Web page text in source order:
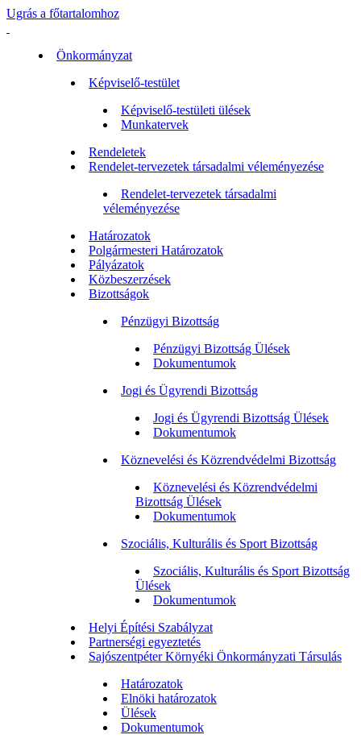
Ugrás a főtartalomhoz
Önkormányzat
Képviselő-testület
Képviselő-testületi ülések
Munkatervek
Rendeletek
Rendelet-tervezetek társadalmi véleményezése
Rendelet-tervezetek társadalmi
véleményezése
Határozatok
Polgármesteri Határozatok
Pályázatok
Közbeszerzések
Bizottságok
Pénzügyi Bizottság
Pénzügyi Bizottság Ülések
Dokumentumok
Jogi és Ügyrendi Bizottság
Jogi és Ügyrendi Bizottság Ülések
Dokumentumok
Köznevelési és Közrendvédelmi Bizottság
Köznevelési és Közrendvédelmi
Bizottság Ülések
Dokumentumok
Szociális, Kulturális és Sport Bizottság
Szociális, Kulturális és Sport Bizottság
Ülések
Dokumentumok
Helyi Építési Szabályzat
Partnerségi egyeztetés
Sajószentpéter Környéki Önkormányzati Társulás
Határozatok
Elnöki határozatok
Ülések
Dokumentumok